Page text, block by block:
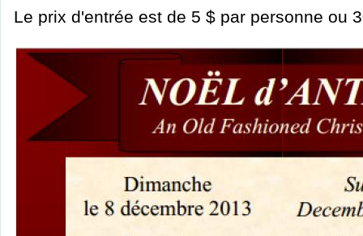
Le prix d'entrée est de 5 $ par personne ou